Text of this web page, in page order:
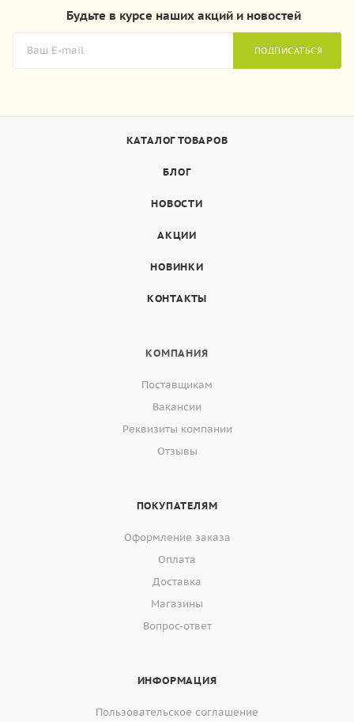
Будьте в курсе наших акций и новостей
ПОДПИСАТЬСЯ
КАТАЛОГ ТОВАРОВ
БЛОГ
НОВОСТИ
АКЦИИ
НОВИНКИ
КОНТАКТЫ
КОМПАНИЯ
Поставщикам
Вакансии
Реквизиты компании
Отзывы
ПОКУПАТЕЛЯМ
Оформление заказа
Оплата
Доставка
Магазины
Вопрос-ответ
ИНФОРМАЦИЯ
Пользовательское соглашение